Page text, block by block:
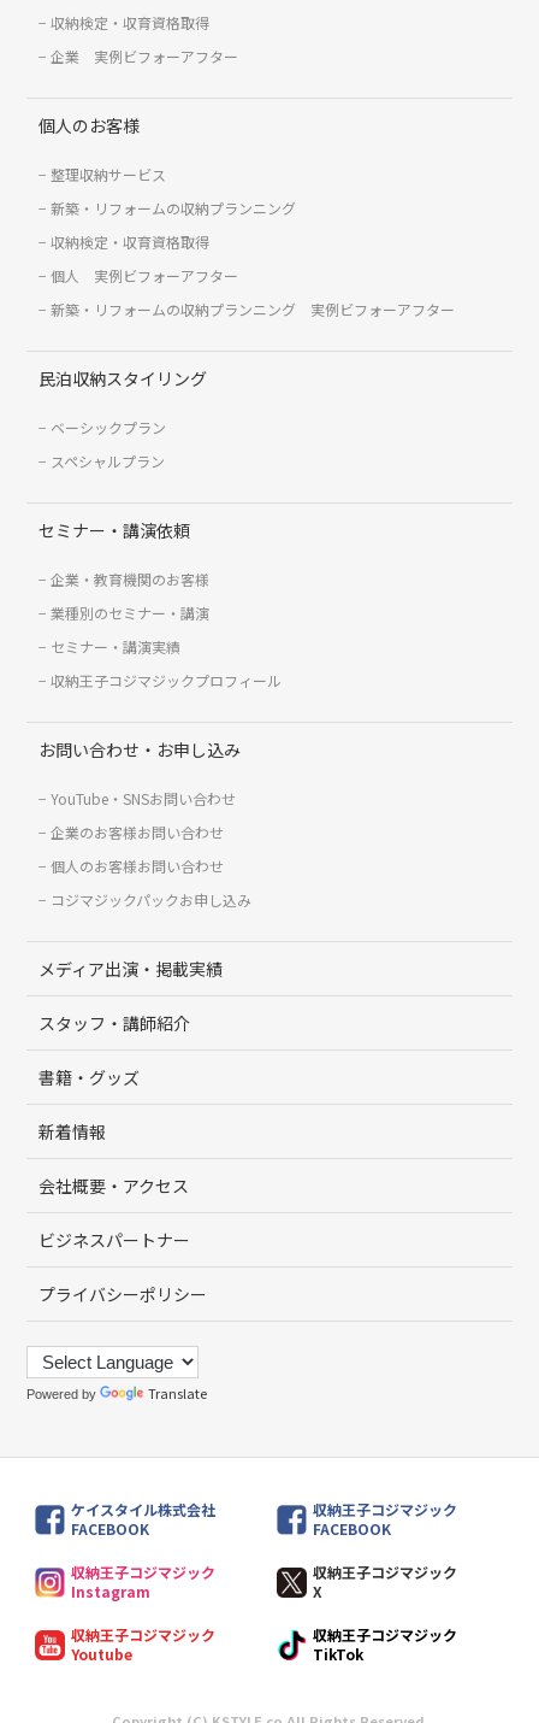
収納検定・収育資格取得
企業 実例ビフォーアフター
個人のお客様
整理収納サービス
新築・リフォームの収納プランニング
収納検定・収育資格取得
個人 実例ビフォーアフター
新築・リフォームの収納プランニング 実例ビフォーアフター
民泊収納スタイリング
ベーシックプラン
スペシャルプラン
セミナー・講演依頼
企業・教育機関のお客様
業種別のセミナー・講演
セミナー・講演実績
収納王子コジマジックプロフィール
お問い合わせ・お申し込み
YouTube・SNSお問い合わせ
企業のお客様お問い合わせ
個人のお客様お問い合わせ
コジマジックパックお申し込み
メディア出演・掲載実績
スタッフ・講師紹介
書籍・グッズ
新着情報
会社概要・アクセス
ビジネスパートナー
プライバシーポリシー
Powered by Translate
ケイスタイル株式会社
FACEBOOK
収納王子コジマジック
FACEBOOK
収納王子コジマジック
Instagram
収納王子コジマジック
X
収納王子コジマジック
Youtube
収納王子コジマジック
TikTok